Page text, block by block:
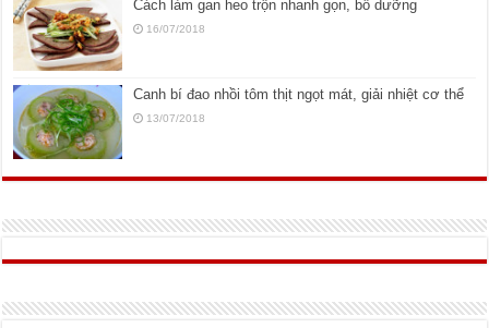
Cách làm gan heo trộn nhanh gọn, bổ dưỡng
16/07/2018
Canh bí đao nhồi tôm thịt ngọt mát, giải nhiệt cơ thể
13/07/2018